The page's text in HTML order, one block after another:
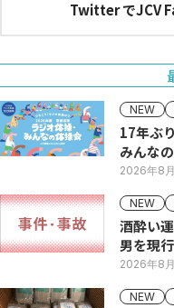
Twitter でJCV
NEW
17年ぶ
みんな
2026年8
NEW
酒酔い
男を現
2026年8
NEW